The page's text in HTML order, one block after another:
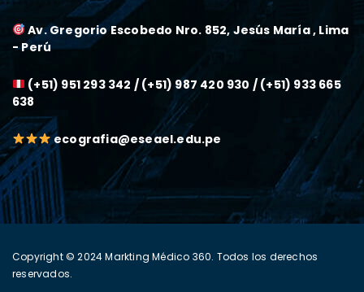
Av. Gregorio Escobedo Nro. 852, Jesús María , Lima
- Perú
(+51) 951 293 342 / (+51) 987 420 930 / (+51) 933 665
638
ecografia@eseael.edu.pe
Copyright © 2024Markting Médico 360. Todos los derechos
reservados.